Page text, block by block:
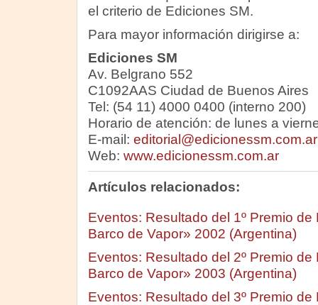
el criterio de Ediciones SM.
Para mayor información dirigirse a:
Ediciones SM
Av. Belgrano 552
C1092AAS Ciudad de Buenos Aires
Tel: (54 11) 4000 0400 (interno 200)
Horario de atención: de lunes a
E-mail: editorial@edicionessm.com.ar
Web: www.edicionessm.com.ar
Artículos relacionados:
Eventos: Resultado del 1º Premio de
Barco de Vapor» 2002 (Argentina)
Eventos: Resultado del 2º Premio de
Barco de Vapor» 2003 (Argentina)
Eventos: Resultado del 3º Premio de